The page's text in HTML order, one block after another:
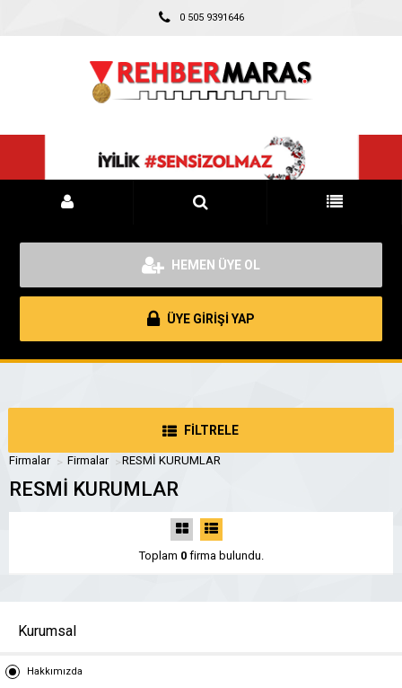
0 505 9391646
HEMEN ÜYE OL
ÜYE GİRİŞİ YAP
FİLTRELE
Firmalar Firmalar RESMİ KURUMLAR
RESMİ KURUMLAR
Toplam 0firma bulundu.
Kurumsal
Hakkımızda